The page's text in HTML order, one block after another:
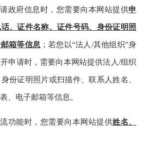
府信息时，您需要向本网站提供申
、证件名称、证件号码、身份证明照
箱等信息 ；若您以“法人/其他组织”身
申请时，需要向本网站提供法人/组织
份证明照片或扫描件、联系人姓名、
、电子邮箱等信息。
能时，您需要向本网站提供姓名、